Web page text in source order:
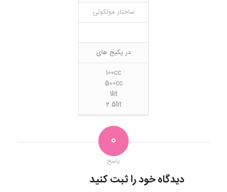
ساختار مولکولی
در پکیج های
100cc
500cc
1lit
2.5lit
0
پاسخ
دیدگاه خود را ثبت کنید